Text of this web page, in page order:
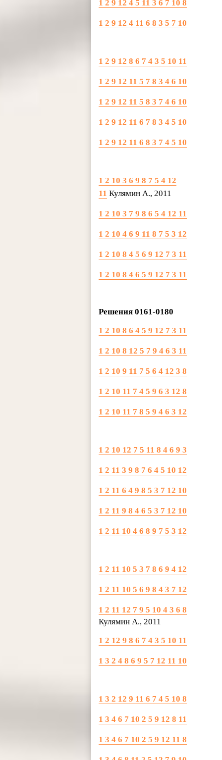
1 2 9 12 4 5 11 3 6 7 10 8
1 2 9 12 4 11 6 8 3 5 7 10
1 2 9 12 8 6 7 4 3 5 10 11
1 2 9 12 11 5 7 8 3 4 6 10
1 2 9 12 11 5 8 3 7 4 6 10
1 2 9 12 11 6 7 8 3 4 5 10
1 2 9 12 11 6 8 3 7 4 5 10
1 2 10 3 6 9 8 7 5 4 12
11 Кулямин А., 2011
1 2 10 3 7 9 8 6 5 4 12 11
1 2 10 4 6 9 11 8 7 5 3 12
1 2 10 8 4 5 6 9 12 7 3 11
1 2 10 8 4 6 5 9 12 7 3 11
Решения 0161-0180
1 2 10 8 6 4 5 9 12 7 3 11
1 2 10 8 12 5 7 9 4 6 3 11
1 2 10 9 11 7 5 6 4 12 3 8
1 2 10 11 7 4 5 9 6 3 12 8
1 2 10 11 7 8 5 9 4 6 3 12
1 2 10 12 7 5 11 8 4 6 9 3
1 2 11 3 9 8 7 6 4 5 10 12
1 2 11 6 4 9 8 5 3 7 12 10
1 2 11 9 8 4 6 5 3 7 12 10
1 2 11 10 4 6 8 9 7 5 3 12
1 2 11 10 5 3 7 8 6 9 4 12
1 2 11 10 5 6 9 8 4 3 7 12
1 2 11 12 7 9 5 10 4 3 6 8
Кулямин А., 2011
1 2 12 9 8 6 7 4 3 5 10 11
1 3 2 4 8 6 9 5 7 12 11 10
1 3 2 12 9 11 6 7 4 5 10 8
1 3 4 6 7 10 2 5 9 12 8 11
1 3 4 6 7 10 2 5 9 12 11 8